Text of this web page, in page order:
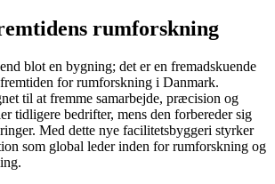
rumforskning
blot en bygning; det er en fremadskuende
for rumforskning i Danmark.
til at fremme samarbejde, præcision og
tidligere bedrifter, mens den forbereder sig
Med dette nye facilitetsbyggeri styrker
som global leder inden for rumforskning og